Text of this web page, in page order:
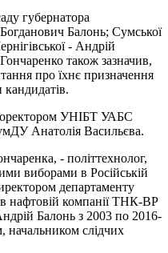
губернатора
Балонь; Сумської
- Андрій
також зазначив,
про їхнє призначення
кандидатів.
УНІБТ УАБС
Анатолія Васильєва.
- політтехнолог,
виборами в Російській
департаменту
в нафтовій компанії ТНК-ВР
Балонь з 2003 по 2016-
начальником слідчих